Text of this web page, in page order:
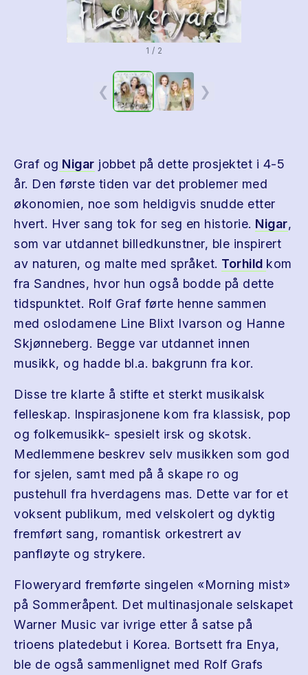
1 / 2
❮ ❯
Graf og Nigar jobbet på dette prosjektet i 4-5
år. Den første tiden var det problemer med
økonomien, noe som heldigvis snudde etter
hvert. Hver sang tok for seg en historie. Nigar,
som var utdannet billedkunstner, ble inspirert
av naturen, og malte med språket. Torhild kom
fra Sandnes, hvor hun også bodde på dette
tidspunktet. Rolf Graf førte henne sammen
med oslodamene Line Blixt Ivarson og Hanne
Skjønneberg. Begge var utdannet innen
musikk, og hadde bl.a. bakgrunn fra kor.
Disse tre klarte å stifte et sterkt musikalsk
felleskap. Inspirasjonene kom fra klassisk, pop
og folkemusikk- spesielt irsk og skotsk.
Medlemmene beskrev selv musikken som god
for sjelen, samt med på å skape ro og
pustehull fra hverdagens mas. Dette var for et
voksent publikum, med velskolert og dyktig
fremført sang, romantisk orkestrert av
panfløyte og strykere.
Floweryard fremførte singelen «Morning mist»
på Sommeråpent. Det multinasjonale selskapet
Warner Music var ivrige etter å satse på
trioens platedebut i Korea. Bortsett fra Enya,
ble de også sammenlignet med Rolf Grafs